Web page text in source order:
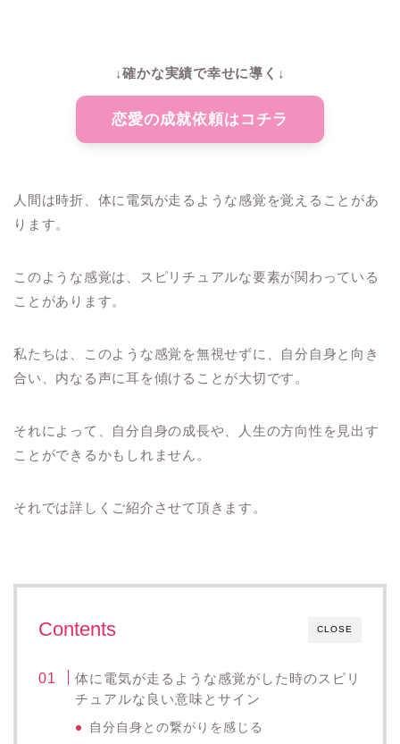
↓確かな実績で幸せに導く↓
恋愛の成就依頼はコチラ
人間は時折、体に電気が走るような感覚を覚えることがあ
ります。
このような感覚は、スピリチュアルな要素が関わっている
ことがあります。
私たちは、このような感覚を無視せずに、自分自身と向き
合い、内なる声に耳を傾けることが大切です。
それによって、自分自身の成長や、人生の方向性を見出す
ことができるかもしれません。
それでは詳しくご紹介させて頂きます。
CLOSE
Contents
体に電気が走るような感覚がした時のスピリ
チュアルな良い意味とサイン
自分自身との繋がりを感じる